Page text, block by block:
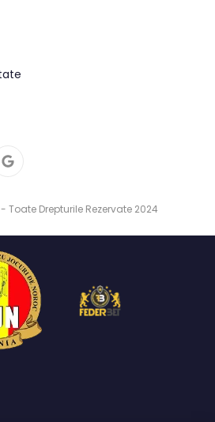
Toate Drepturile Rezervate 2024